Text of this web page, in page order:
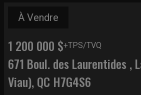
À Vendre
1 200 000 $+TPS/TVQ
671 Boul. des Laurentides ,
Viau), QC H7G4S6